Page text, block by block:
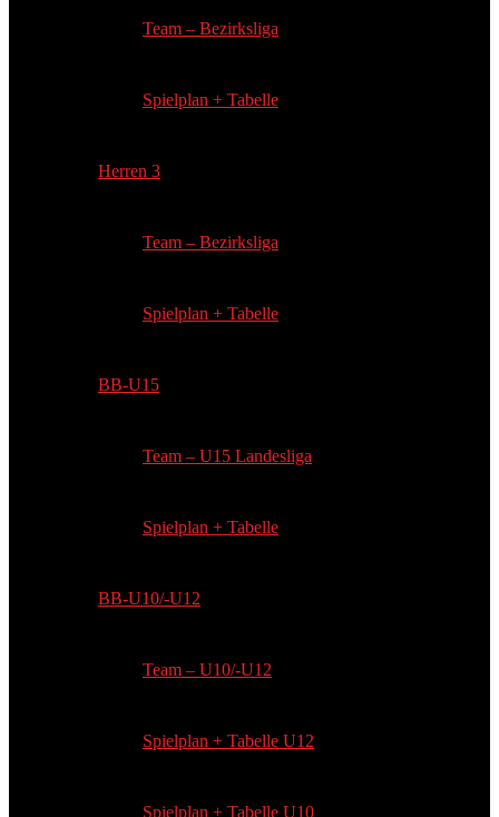
Team – Bezirksliga
Spielplan + Tabelle
Herren 3
Team – Bezirksliga
Spielplan + Tabelle
BB-U15
Team – U15 Landesliga
Spielplan + Tabelle
BB-U10/-U12
Team – U10/-U12
Spielplan + Tabelle U12
Spielplan + Tabelle U10